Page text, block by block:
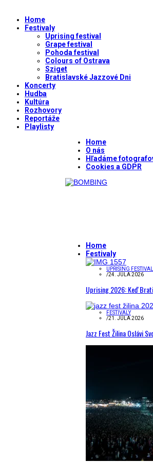
Home
Festivaly
Uprising festival
Grape festival
Pohoda festival
Colours of Ostrava
Sziget
Bratislavské Jazzové Dni
Koncerty
Hudba
Kultúra
Rozhovory
Reportáže
Playlisty
Home
O nás
Hľadáme
Cookies a GDPR
Home
Festivaly
UPRISING FESTIVAL
/24. JÚLA 2026
Uprising 2026: Keď
FESTIVALY
/21. JÚLA 2026
Jazz Fest Žilina Oslávi